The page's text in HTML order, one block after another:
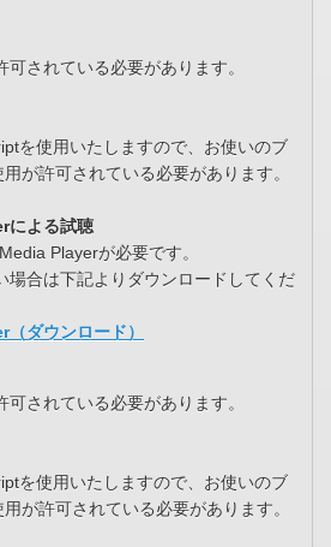
されている必要があります。
を使用いたしますので、お使いのブ
が許可されている必要があります。
による試聴
Playerが必要です。
場合は下記よりダウンロードしてくだ
ダウンロード）
されている必要があります。
を使用いたしますので、お使いのブ
が許可されている必要があります。